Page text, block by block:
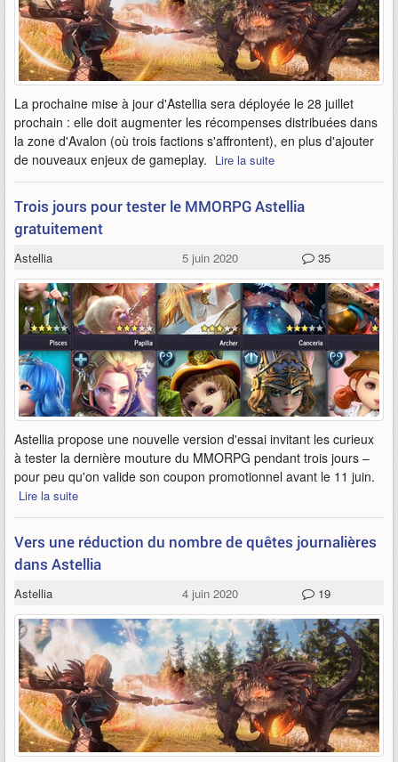
La prochaine mise à jour d'Astellia sera déployée le 28 juillet
prochain : elle doit augmenter les récompenses distribuées dans
la zone d'Avalon (où trois factions s'affrontent), en plus d'ajouter
de nouveaux enjeux de gameplay. Lire la suite
Trois jours pour tester le MMORPG Astellia
gratuitement
Astellia 5 juin 2020 35
Astellia propose une nouvelle version d'essai invitant les curieux
à tester la dernière mouture du MMORPG pendant trois jours –
pour peu qu'on valide son coupon promotionnel avant le 11 juin.
Lire la suite
Vers une réduction du nombre de quêtes journalières
dans Astellia
Astellia 4 juin 2020 19